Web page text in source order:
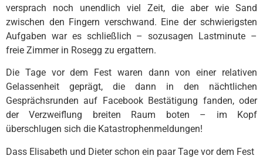
versprach noch unendlich viel Zeit, die aber wie Sand
zwischen den Fingern verschwand. Eine der schwierigsten
Aufgaben war es schließlich – sozusagen Lastminute –
freie Zimmer in Rosegg zu ergattern.
Die Tage vor dem Fest waren dann von einer relativen
Gelassenheit geprägt, die dann in den nächtlichen
Gesprächsrunden auf Facebook Bestätigung fanden, oder
der Verzweiflung breiten Raum boten – im Kopf
überschlugen sich die Katastrophenmeldungen!
Dass Elisabeth und Dieter schon ein paar Tage vor dem Fest